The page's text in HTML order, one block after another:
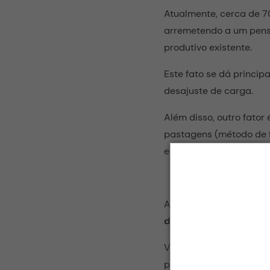
Atualmente, cerca de
arremetendo a um
produtivo existente.
Este fato se dá
desajuste de carga.
Além disso, outro fator
pastagens (método
estabelecimento da
Ao longo dos anos,
das forrageiras
, com
Variedades como
período colonial,